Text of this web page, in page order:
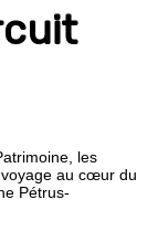
les
au cœur du
Pétrus-